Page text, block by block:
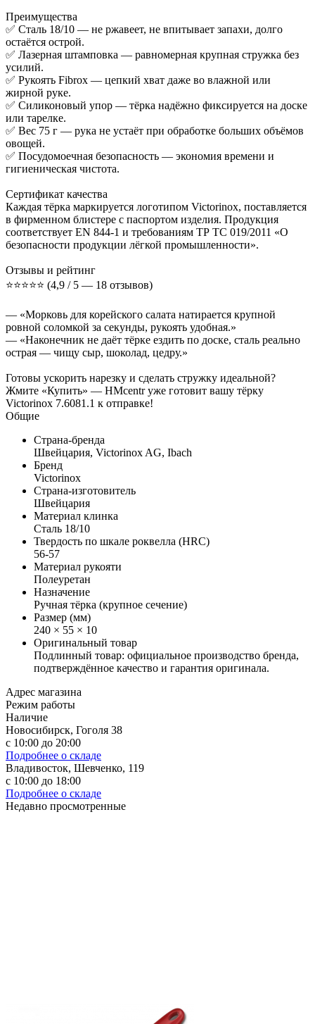
Преимущества
✅ Сталь 18/10 — не ржавеет, не впитывает запахи, долго
остаётся острой.
✅ Лазерная штамповка — равномерная крупная стружка без
усилий.
✅ Рукоять Fibrox — цепкий хват даже во влажной или
жирной руке.
✅ Силиконовый упор — тёрка надёжно фиксируется на доске
или тарелке.
✅ Вес 75 г — рука не устаёт при обработке больших объёмов
овощей.
✅ Посудомоечная безопасность — экономия времени и
гигиеническая чистота.
Сертификат качества
Каждая тёрка маркируется логотипом Victorinox, поставляется
в фирменном блистере с паспортом изделия. Продукция
соответствует EN 844-1 и требованиям ТР ТС 019/2011 «О
безопасности продукции лёгкой промышленности».
Отзывы и рейтинг
⭐️⭐️⭐️⭐️⭐️ (4,9 / 5 — 18 отзывов)
— «Морковь для корейского салата натирается крупной
ровной соломкой за секунды, рукоять удобная.»
— «Наконечник не даёт тёрке ездить по доске, сталь реально
острая — чищу сыр, шоколад, цедру.»
Готовы ускорить нарезку и сделать стружку идеальной?
Жмите «Купить» — HMcentr уже готовит вашу тёрку
Victorinox 7.6081.1 к отправке!
Общие
Страна-бренда
Швейцария, Victorinox AG, Ibach
Бренд
Victorinox
Страна-изготовитель
Швейцария
Материал клинка
Сталь 18/10
Твердость по шкале роквелла (HRC)
56-57
Материал рукояти
Полеуретан
Назначение
Ручная тёрка (крупное сечение)
Размер (мм)
240 × 55 × 10
Оригинальный товар
Подлинный товар: официальное производство бренда,
подтверждённое качество и гарантия оригинала.
Адрес магазина
Режим работы
Наличие
Новосибирск, Гоголя 38
с 10:00 до 20:00
Подробнее о складе
Владивосток, Шевченко, 119
с 10:00 до 18:00
Подробнее о складе
Недавно просмотренные